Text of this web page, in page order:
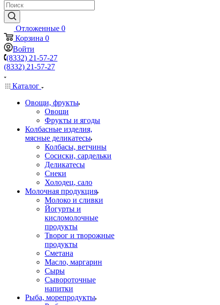
Отложенные 0
Корзина 0
Войти
(8332) 21-57-27
(8332) 21-57-27
Каталог
Овощи, фрукты
Овощи
Фрукты и ягоды
Колбасные изделия,
мясные деликатесы
Колбасы, ветчины
Сосиски, сардельки
Деликатесы
Снеки
Холодец, сало
Молочная продукция
Молоко и сливки
Йогурты и
кисломолочные
продукты
Творог и творожные
продукты
Сметана
Масло, маргарин
Сыры
Сывороточные
напитки
Рыба, морепродукты